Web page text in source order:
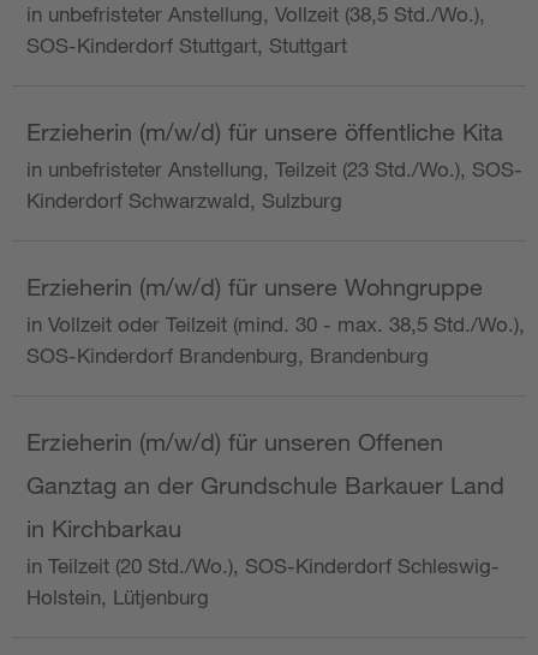
in unbefristeter Anstellung, Vollzeit (38,5 Std./Wo.),
SOS-Kinderdorf Stuttgart, Stuttgart
Erzieherin (m/w/d) für unsere öffentliche Kita
in unbefristeter Anstellung, Teilzeit (23 Std./Wo.), SOS-
Kinderdorf Schwarzwald, Sulzburg
Erzieherin (m/w/d) für unsere Wohngruppe
in Vollzeit oder Teilzeit (mind. 30 - max. 38,5 Std./Wo.),
SOS-Kinderdorf Brandenburg, Brandenburg
Erzieherin (m/w/d) für unseren Offenen
Ganztag an der Grundschule Barkauer Land
in Kirchbarkau
in Teilzeit (20 Std./Wo.), SOS-Kinderdorf Schleswig-
Holstein, Lütjenburg